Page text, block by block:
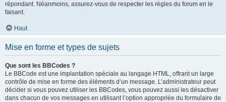
répondant. Néanmoins, assurez-vous de respecter les règles du forum en le
faisant.
Haut
Mise en forme et types de sujets
Que sont les BBCodes ?
Le BBCode est une implantation spéciale au langage HTML, offrant un large
contrôle de mise en forme des éléments d’un message. L’administrateur peut
décider si vous pouvez utiliser les BBCodes, vous pouvez aussi les désactiver
dans chacun de vos messages en utilisant l’option appropriée du formulaire de